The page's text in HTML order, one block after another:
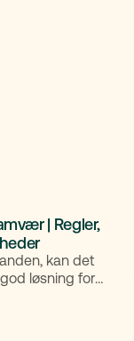
| Regler,
kan det
løsning for
der brug for
barnet fortsat
mens